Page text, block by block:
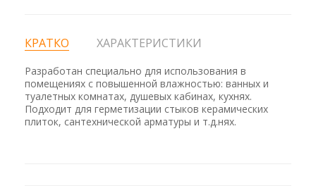
КРАТКО ХАРАКТЕРИСТИКИ
Разработан специально для использования в
помещениях с повышенной влажностью: ванных и
туалетных комнатах, душевых кабинах, кухнях.
Подходит для герметизации стыков керамических
плиток, сантехнической арматуры и т.д.нях.